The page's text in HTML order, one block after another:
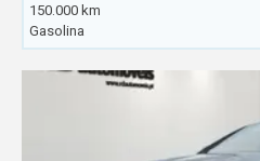
150.000 km
Gasolina